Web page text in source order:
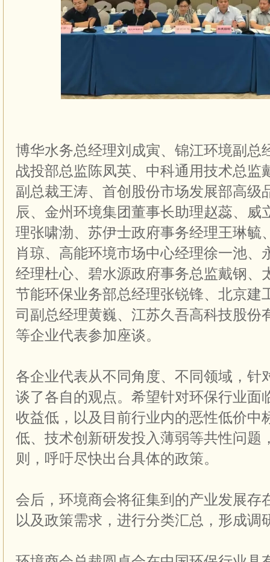
博华水务总经理刘成寅、锦江环境副总
战投部总监陈凤英、中科通用技术总监
副总裁王涛、首创股份市场发展部高级
辰、金州环境集团董事长助理赵蕊、威
理张啸渤、苏伊士政府事务经理王琳毓
肖琼、高能环境市场中心经理徐一池、
经理杜心、碧水源政府事务总监戴钢、
节能环保业务部总经理张锐锋、北京建
司副总经理黄巍、江苏久吾高科技股份
等企业代表参加座谈。
各企业代表从不同角度、不同领域，针
谈了各自的观点。希望针对环保行业面
收益低，以及目前行业内的恶性低价中
低、技术创新研发投入薄弱等共性问题
则，呼吁尽快出台具体的政策。
会后，环境商会将征集到的产业发展存
以及政策需求，进行分类汇总，形成调